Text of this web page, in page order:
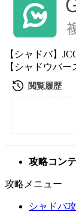
【シャドバ】
【シャドウバー
攻略コン
攻略メニュー
シャドバ